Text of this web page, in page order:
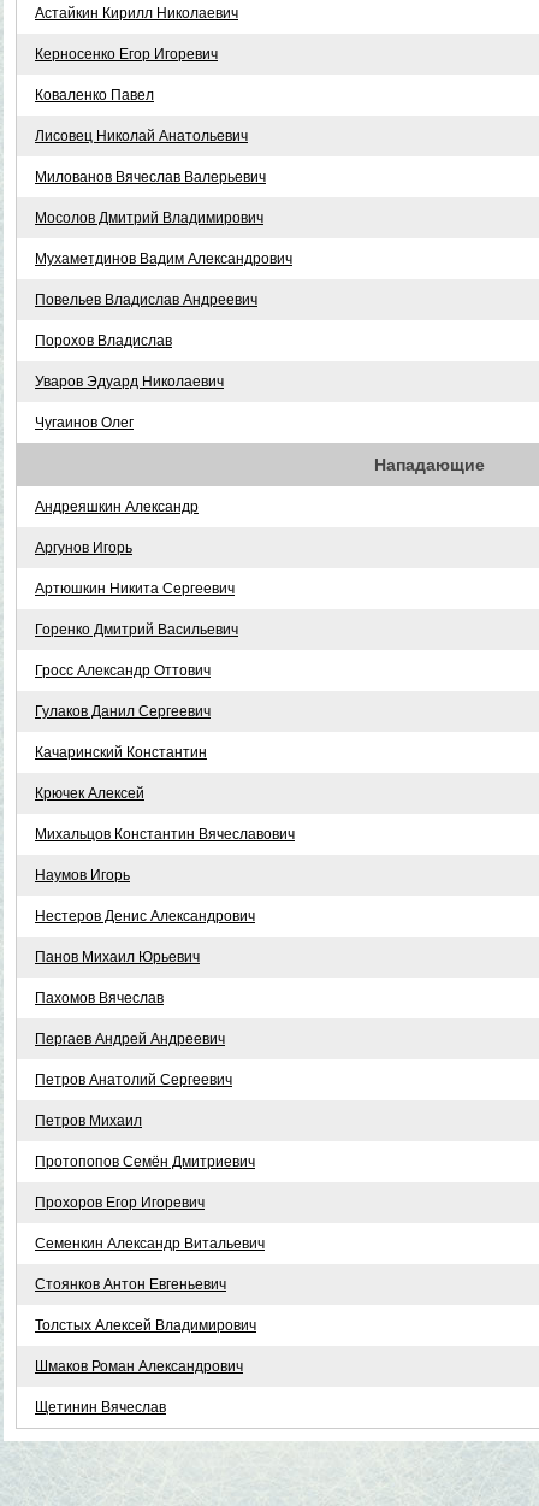
Астайкин Кирилл Николаевич
Керносенко Егор Игоревич
Коваленко Павел
Лисовец Николай Анатольевич
Милованов Вячеслав Валерьевич
Мосолов Дмитрий Владимирович
Мухаметдинов Вадим Александрович
Повельев Владислав Андреевич
Порохов Владислав
Уваров Эдуард Николаевич
Чугаинов Олег
Нападающие
Андреяшкин Александр
Аргунов Игорь
Артюшкин Никита Сергеевич
Горенко Дмитрий Васильевич
Гросс Александр Оттович
Гулаков Данил Сергеевич
Качаринский Константин
Крючек Алексей
Михальцов Константин Вячеславович
Наумов Игорь
Нестеров Денис Александрович
Панов Михаил Юрьевич
Пахомов Вячеслав
Пергаев Андрей Андреевич
Петров Анатолий Сергеевич
Петров Михаил
Протопопов Семён Дмитриевич
Прохоров Егор Игоревич
Семенкин Александр Витальевич
Стоянков Антон Евгеньевич
Толстых Алексей Владимирович
Шмаков Роман Александрович
Щетинин Вячеслав